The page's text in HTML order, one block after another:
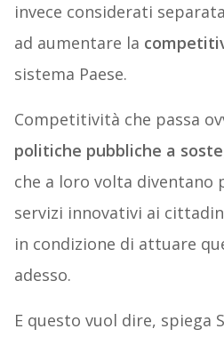
invece considerati
ad aumentare la
sistema Paese.
Competitività che passa
politiche pubbliche a
che a loro volta diventano
servizi innovativi ai
in condizione di attuare
adesso.
E questo vuol dire, spiega